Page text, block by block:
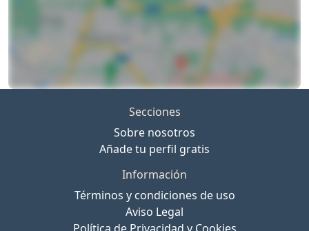
Secciones
Sobre nosotros
Añade tu perfil gratis
Información
Términos y condiciones de uso
Aviso Legal
Política de Privacidad y Cookies